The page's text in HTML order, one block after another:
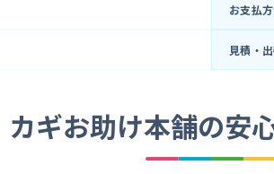
お支払
見積・
カギお助け本舗の安